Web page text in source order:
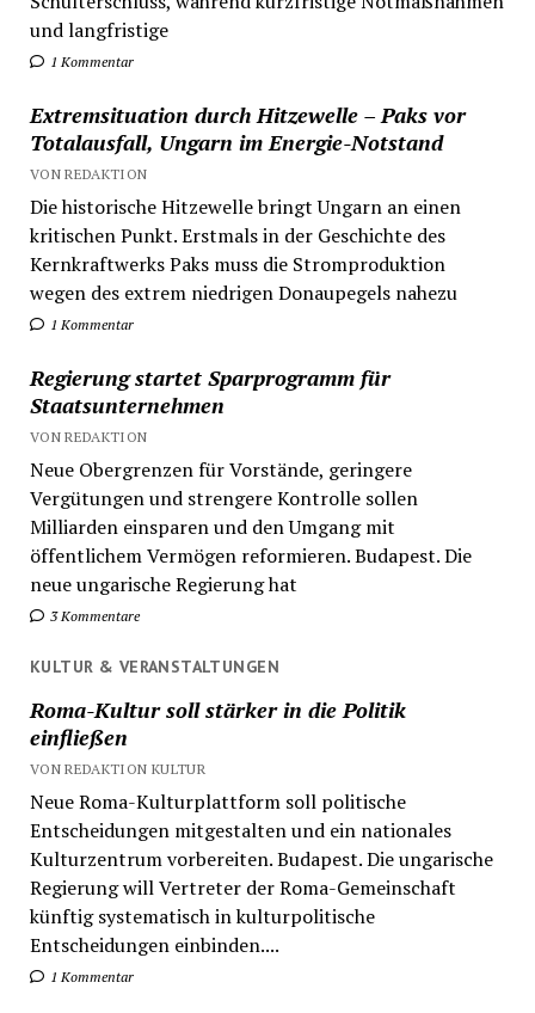
und langfristige
1 Kommentar
Extremsituation durch Hitzewelle – Paks vor
Totalausfall, Ungarn im Energie-Notstand
VON REDAKTION
Die historische Hitzewelle bringt Ungarn an einen
kritischen Punkt. Erstmals in der Geschichte des
Kernkraftwerks Paks muss die Stromproduktion
wegen des extrem niedrigen Donaupegels nahezu
1 Kommentar
Regierung startet Sparprogramm für
Staatsunternehmen
VON REDAKTION
Neue Obergrenzen für Vorstände, geringere
Vergütungen und strengere Kontrolle sollen
Milliarden einsparen und den Umgang mit
öffentlichem Vermögen reformieren. Budapest. Die
neue ungarische Regierung hat
3 Kommentare
KULTUR & VERANSTALTUNGEN
Roma-Kultur soll stärker in die Politik
einfließen
VON REDAKTION KULTUR
Neue Roma-Kulturplattform soll politische
Entscheidungen mitgestalten und ein nationales
Kulturzentrum vorbereiten. Budapest. Die ungarische
Regierung will Vertreter der Roma-Gemeinschaft
künftig systematisch in kulturpolitische
Entscheidungen einbinden....
1 Kommentar